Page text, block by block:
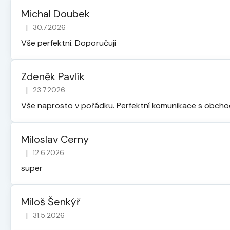
Michal Doubek
Hodnocení obchodu je 5 z 5 hvězdiček.
| 30.7.2026
Vše perfektní. Doporučuji
Zdeněk Pavlík
Hodnocení obchodu je 5 z 5 hvězdiček.
| 23.7.2026
Vše naprosto v pořádku. Perfektní komunikace s
Miloslav Cerny
Hodnocení obchodu je 5 z 5 hvězdiček.
| 12.6.2026
super
Miloš Šenkýř
Hodnocení obchodu je 5 z 5 hvězdiček.
| 31.5.2026